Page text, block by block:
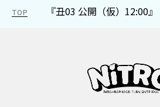
TOP 『丑03 公開（仮）12:00』